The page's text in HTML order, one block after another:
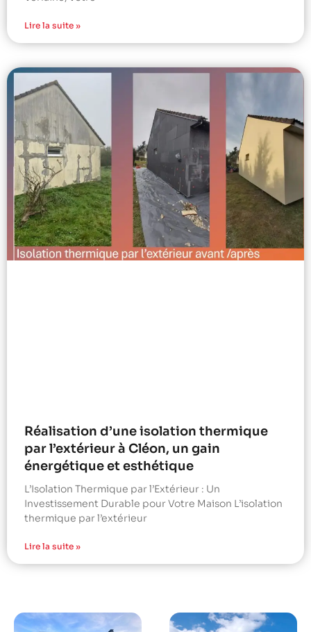
Lire la suite »
Réalisation d’une isolation thermique
par l’extérieur à Cléon, un gain
énergétique et esthétique
L’Isolation Thermique par l’Extérieur : Un
Investissement Durable pour Votre Maison L’isolation
thermique par l’extérieur
Lire la suite »